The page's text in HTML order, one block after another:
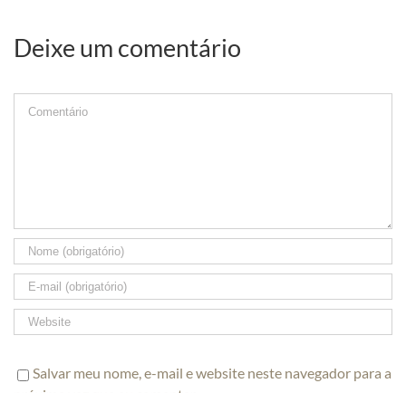
Deixe um comentário
Comment
Salvar meu nome, e-mail e website neste navegador para a